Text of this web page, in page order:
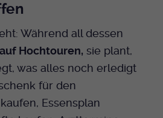
Während all dessen
Hochtouren, sie plant,
was alles noch erledigt
für den
Essensplan
Sitzung
zum sicheren Betrieb der